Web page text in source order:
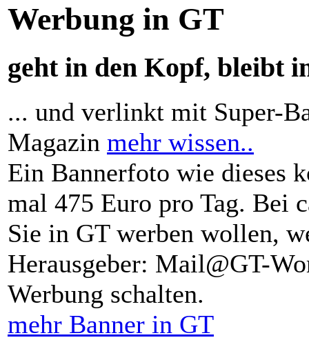
Werbung in GT
geht in den Kopf, bleibt
... und verlinkt mit Super-
Magazin mehr wissen..
Ein Bannerfoto wie dieses
mal 475 Euro pro Tag. Bei
Sie in GT werben wollen,
Herausgeber: Mail@GT-
Werbung schalten.
mehr Banner in GT